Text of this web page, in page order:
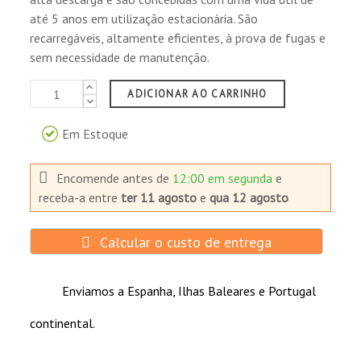
até 5 anos em utilização estacionária. São
recarregáveis, altamente eficientes, à prova de fugas e
sem necessidade de manutenção.
ADICIONAR AO CARRINHO
Em Estoque
Encomende antes de 12:00 em segundae
receba-aentre ter 11 agosto equa 12 agosto
Calcular o custo de entrega
Enviamos a Espanha, Ilhas Baleares e Portugal
continental.
Classificado por MG Emenda 27 como
material não perigoso para o transporte
marítimo.
Reconhecido por DOT como "Dry Cargo" 49
CFR 171-189 para o transporte terrestre.
S.A.I.
Equipamento de iluminação de emergência.
precisão.
Sistemas de alarme de incêndio e sistemas de
Equipamento de comunicações e
equipamento eléctrico.
Para un Sai
Comprador Verificado
Publicado el 12/8/23, 1:17 AM
Comprador Verificado
Publicado el 6/5/23, 2:22 PM
Comprador Verificado
Gracias, buena compra, buen precio y buen
compromiso de la empresa en el envio